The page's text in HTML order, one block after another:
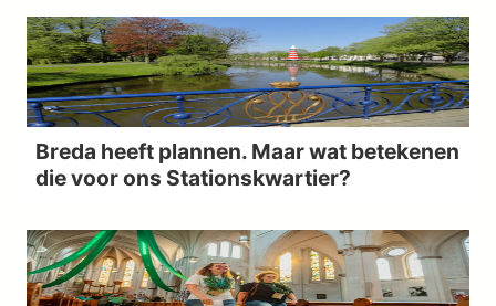
Breda heeft plannen. Maar wat betekenen
die voor ons Stationskwartier?